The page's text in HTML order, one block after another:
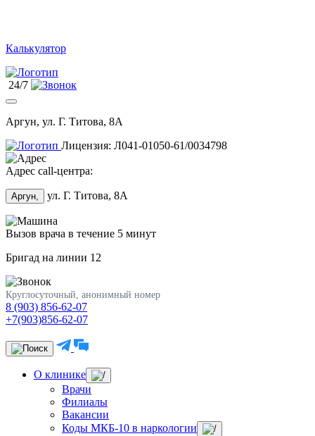
Калькулятор
24/7
Аргун, ул. Г. Титова, 8А
Лицензия: Л041-01050-61/0034798
Адрес call-центра:
Аргун, ул. Г. Титова, 8А
Вызов врача в течение 5 минут
Бригад на линии 12
Круглосуточный, анонимный номер
8 (903) 856-62-07
+7(903)856-62-07
О клинике
Врачи
Филиалы
Вакансии
Коды МКБ-10 в наркологии